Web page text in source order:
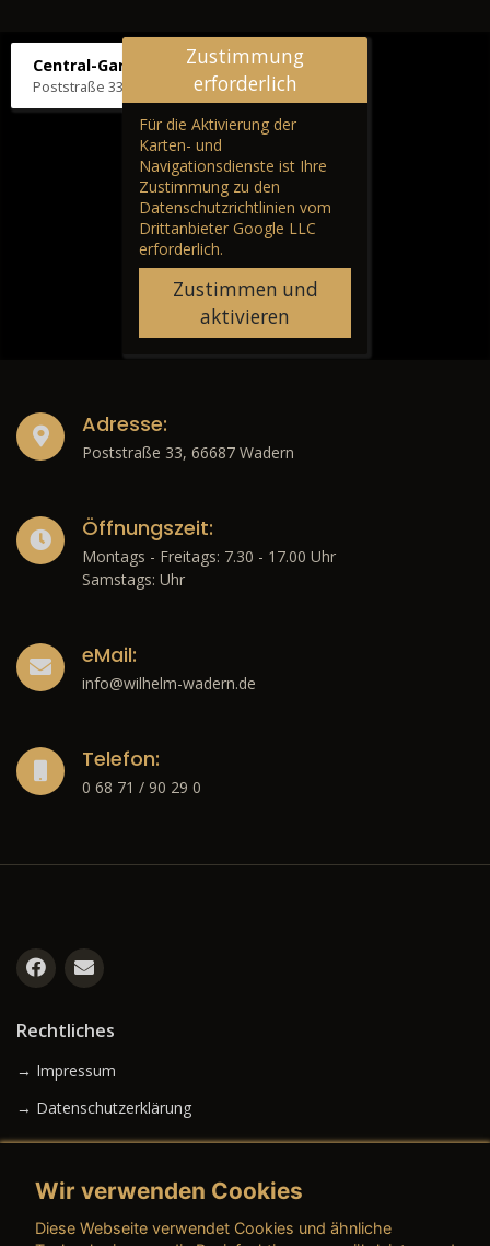
Central-Garage H. Wilhelm
Poststraße 33, 66687 Wadern
Zustimmung
erforderlich
Für die Aktivierung der
Karten- und
Navigationsdienste ist Ihre
Zustimmung zu den
Datenschutzrichtlinien vom
Drittanbieter Google LLC
erforderlich.
Zustimmen und
aktivieren
Adresse:
Poststraße 33, 66687 Wadern
Öffnungszeit:
Montags - Freitags: 7.30 - 17.00 Uhr
Samstags: Uhr
eMail:
info@wilhelm-wadern.de
Telefon:
0 68 71 / 90 29 0
Rechtliches
→ Impressum
→ Datenschutzerklärung
Wir verwenden Cookies
Diese Webseite verwendet Cookies und ähnliche